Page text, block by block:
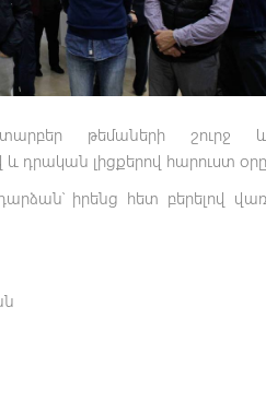
թեմաների շուրջ
և դրական լիցքերով հարուստ
իրենց հետ բերելով